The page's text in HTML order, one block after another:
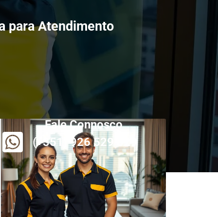
para Atendimento
Fale Connosco
(+351) 926 529 829